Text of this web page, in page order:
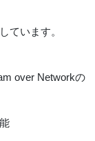
ています。
over Networkの